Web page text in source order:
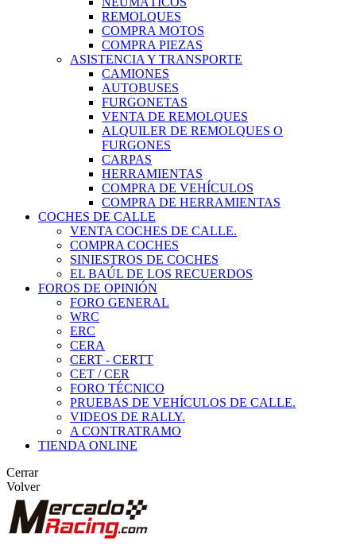
REMOLQUES
COMPRA MOTOS
COMPRA PIEZAS
ASISTENCIA Y TRANSPORTE
CAMIONES
AUTOBUSES
FURGONETAS
VENTA DE REMOLQUES
ALQUILER DE REMOLQUES O
FURGONES
CARPAS
HERRAMIENTAS
COMPRA DE VEHÍCULOS
COMPRA DE HERRAMIENTAS
COCHES DE CALLE
VENTA COCHES DE CALLE.
COMPRA COCHES
SINIESTROS DE COCHES
EL BAÚL DE LOS RECUERDOS
FOROS DE OPINIÓN
FORO GENERAL
WRC
ERC
CERA
CERT - CERTT
CET / CER
FORO TÉCNICO
PRUEBAS DE VEHÍCULOS DE CALLE.
VIDEOS DE RALLY.
A CONTRATRAMO
TIENDA ONLINE
Cerrar
Volver